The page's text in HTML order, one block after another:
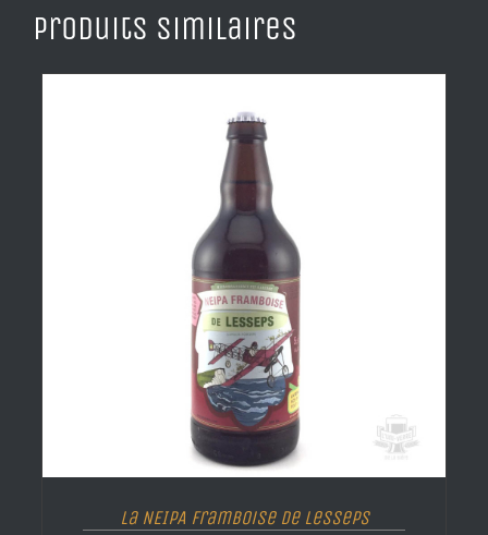
Produits similaires
La NEIPA Framboise de Lesseps